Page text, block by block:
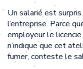
Un salarié est
l’entreprise. Parce
employeur le
n’indique que cet
fumer, conteste le